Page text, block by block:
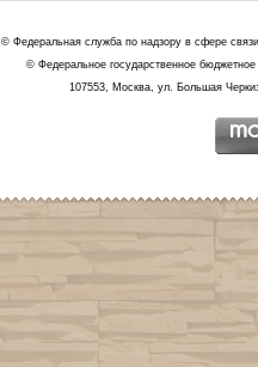
© Федеральная служба по надзору в сфере
© Федеральное государственное
107553, Москва, ул. Большая